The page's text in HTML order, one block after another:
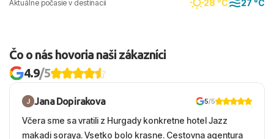
Aktuálne počasie v destinacii 28 °C 27 °C
Čo o nás hovoria naši zákazníci
4.9/5
Jana Dopirakova 5/5
Včera sme sa vratili z Hurgady konkretne hotel Jazz
makadi soraya. Vsetko bolo krasne. Cestovna agentura